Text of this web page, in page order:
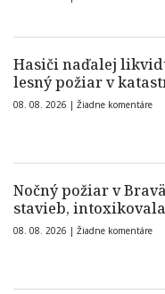
Hasiči naďalej
lesný požiar v
08. 08. 2026 | Žiadne komentáre
Nočný požiar v
stavieb,
08. 08. 2026 | Žiadne komentáre